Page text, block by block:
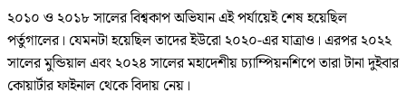
২০১০ ও ২০১৮ সালের বিশ্বকাপ অভিযান এই পর্যায়েই শেষ হয়েছিল
পর্তুগালের। যেমনটা হয়েছিল তাদের ইউরো ২০২০-এর যাত্রাও। এরপর ২০২২
সালের মুন্ডিয়াল এবং ২০২৪ সালের মহাদেশীয় চ্যাম্পিয়নশিপে তারা টানা দুইবার
কোয়ার্টার ফাইনাল থেকে বিদায় নেয়।